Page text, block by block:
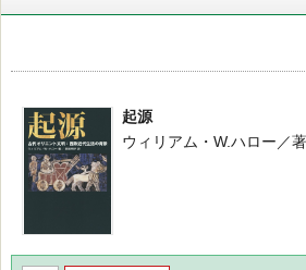
起源
ウィリアム・W.ハロー／